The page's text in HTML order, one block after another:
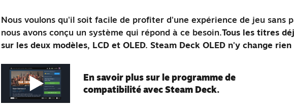
Nous voulons qu'il soit facile de profiter d'une expérience de jeu sans
nous avons conçu un système qui répond à ce besoin.Tous les titres
sur les deux modèles, LCD et OLED. Steam Deck OLED n'y change rien
En savoir plus sur le programme de
compatibilité avec Steam Deck.